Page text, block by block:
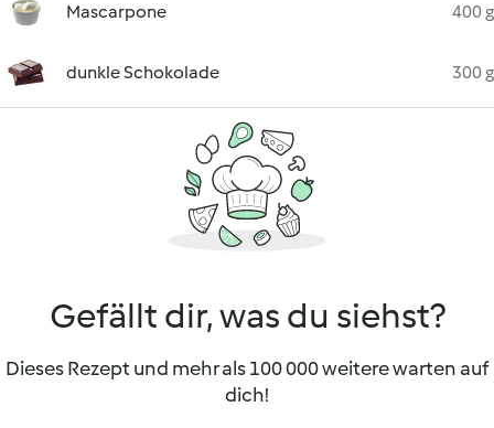
Mascarpone 400 g
dunkle Schokolade 300 g
Gefällt dir, was du siehst?
Dieses Rezept und mehr als 100 000 weitere warten auf
dich!